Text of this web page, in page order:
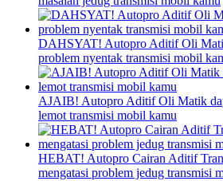
DAHSYAT! Autopro Aditif Oli
problem nyentak transmisi mobil
AJAIB! Autopro Aditif Oli Matik
lemot transmisi mobil kamu
HEBAT! Autopro Cairan Aditif
mengatasi problem jedug transmisi